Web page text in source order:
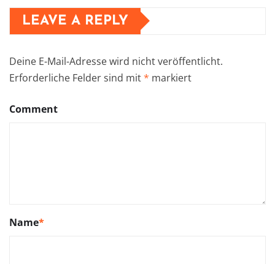
LEAVE A REPLY
Deine E-Mail-Adresse wird nicht veröffentlicht.
Erforderliche Felder sind mit* markiert
Comment
Name*